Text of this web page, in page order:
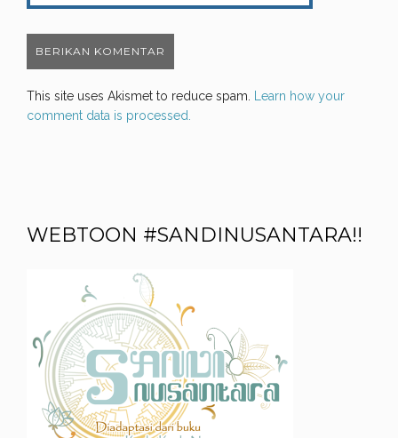
This site uses Akismet to reduce spam.
Learn how your
comment data is processed.
WEBTOON #SANDINUSANTARA!!